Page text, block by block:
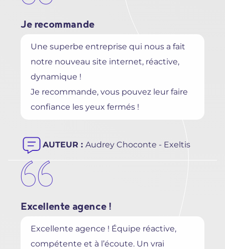
Je recommande
Une superbe entreprise qui nous a fait
notre nouveau site internet, réactive,
dynamique !
Je recommande, vous pouvez leur faire
confiance les yeux fermés !
AUTEUR : Audrey Choconte - Exeltis
Excellente agence !
Excellente agence ! Équipe réactive,
compétente et à l’écoute. Un vrai